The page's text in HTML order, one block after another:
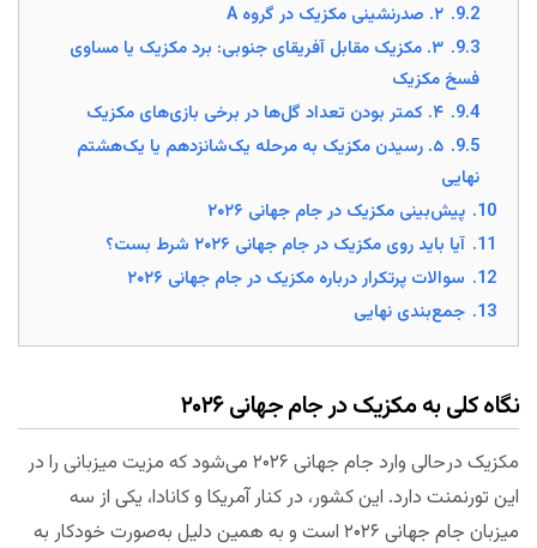
9.2. ۲. صدرنشینی مکزیک در گروه A
9.3.
۳. مکزیک مقابل آفریقای جنوبی: برد مکزیک یا مساوی
فسخ مکزیک
9.4. ۴. کمتر بودن تعداد گل‌ها در برخی بازی‌های مکزیک
9.5.
۵. رسیدن مکزیک به مرحله یک‌شانزدهم یا یک‌هشتم
نهایی
10. پیش‌بینی مکزیک در جام جهانی ۲۰۲۶
11. آیا باید روی مکزیک در جام جهانی ۲۰۲۶ شرط بست؟
12. سوالات پرتکرار درباره مکزیک در جام جهانی ۲۰۲۶
13. جمع‌بندی نهایی
نگاه کلی به مکزیک در جام جهانی ۲۰۲۶
مکزیک در‌حالی وارد جام جهانی ۲۰۲۶ می‌شود که مزیت‌ میزبانی را در
این تورنمنت دارد. این کشور، در کنار آمریکا و کانادا، یکی از سه
میزبان جام جهانی ۲۰۲۶ است و به همین دلیل به‌صورت خودکار به